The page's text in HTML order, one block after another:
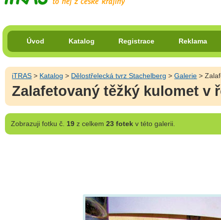
Úvod Katalog Registrace Reklama
iTRAS > Katalog > Dělostřelecká tvrz Stachelberg >Galerie >
Zalafetovaný těžký kulomet v
Zobrazujifotku č. 19z celkem 23 fotekv této galerii.